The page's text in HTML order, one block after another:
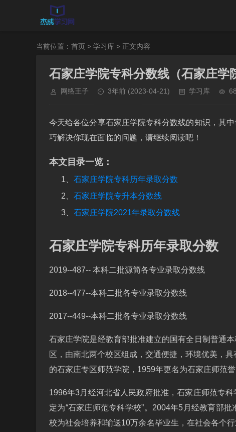
当前位置： 首页 > 学习库 > 正文内容
石家庄学院专科分数线（石家庄学
网络王子 3年前 (2023-04-21) 学习库
今天给各位分享石家庄学院专科分数线的知识，其
巧解决你现在面临的问题，请继续阅读吧！
本文目录一览：
1、 石家庄学院专科历年录取分数
2、 石家庄学院专升本分数线
3、 石家庄学院2021年录取分数线
石家庄学院专科历年录取分数
2019--487-- 本科二批源简各专业录取分数线
2018--477--本科二批各专业录取分数线
2017--449--本科二批各专业录取分数线
石家庄学院是经教育部批准建立的国有全日制普通
区，由南北两个校区组成，交通便捷，环境优美，
的石家庄专区师范学院，1959年更名为石家庄师范誉
1996年3月经河北省人民政府批准，石家庄师范专
定为“石家庄师范专科学校”。2004年5月经教育部
校为社会培养和输送10万余名毕业生，在社会各个